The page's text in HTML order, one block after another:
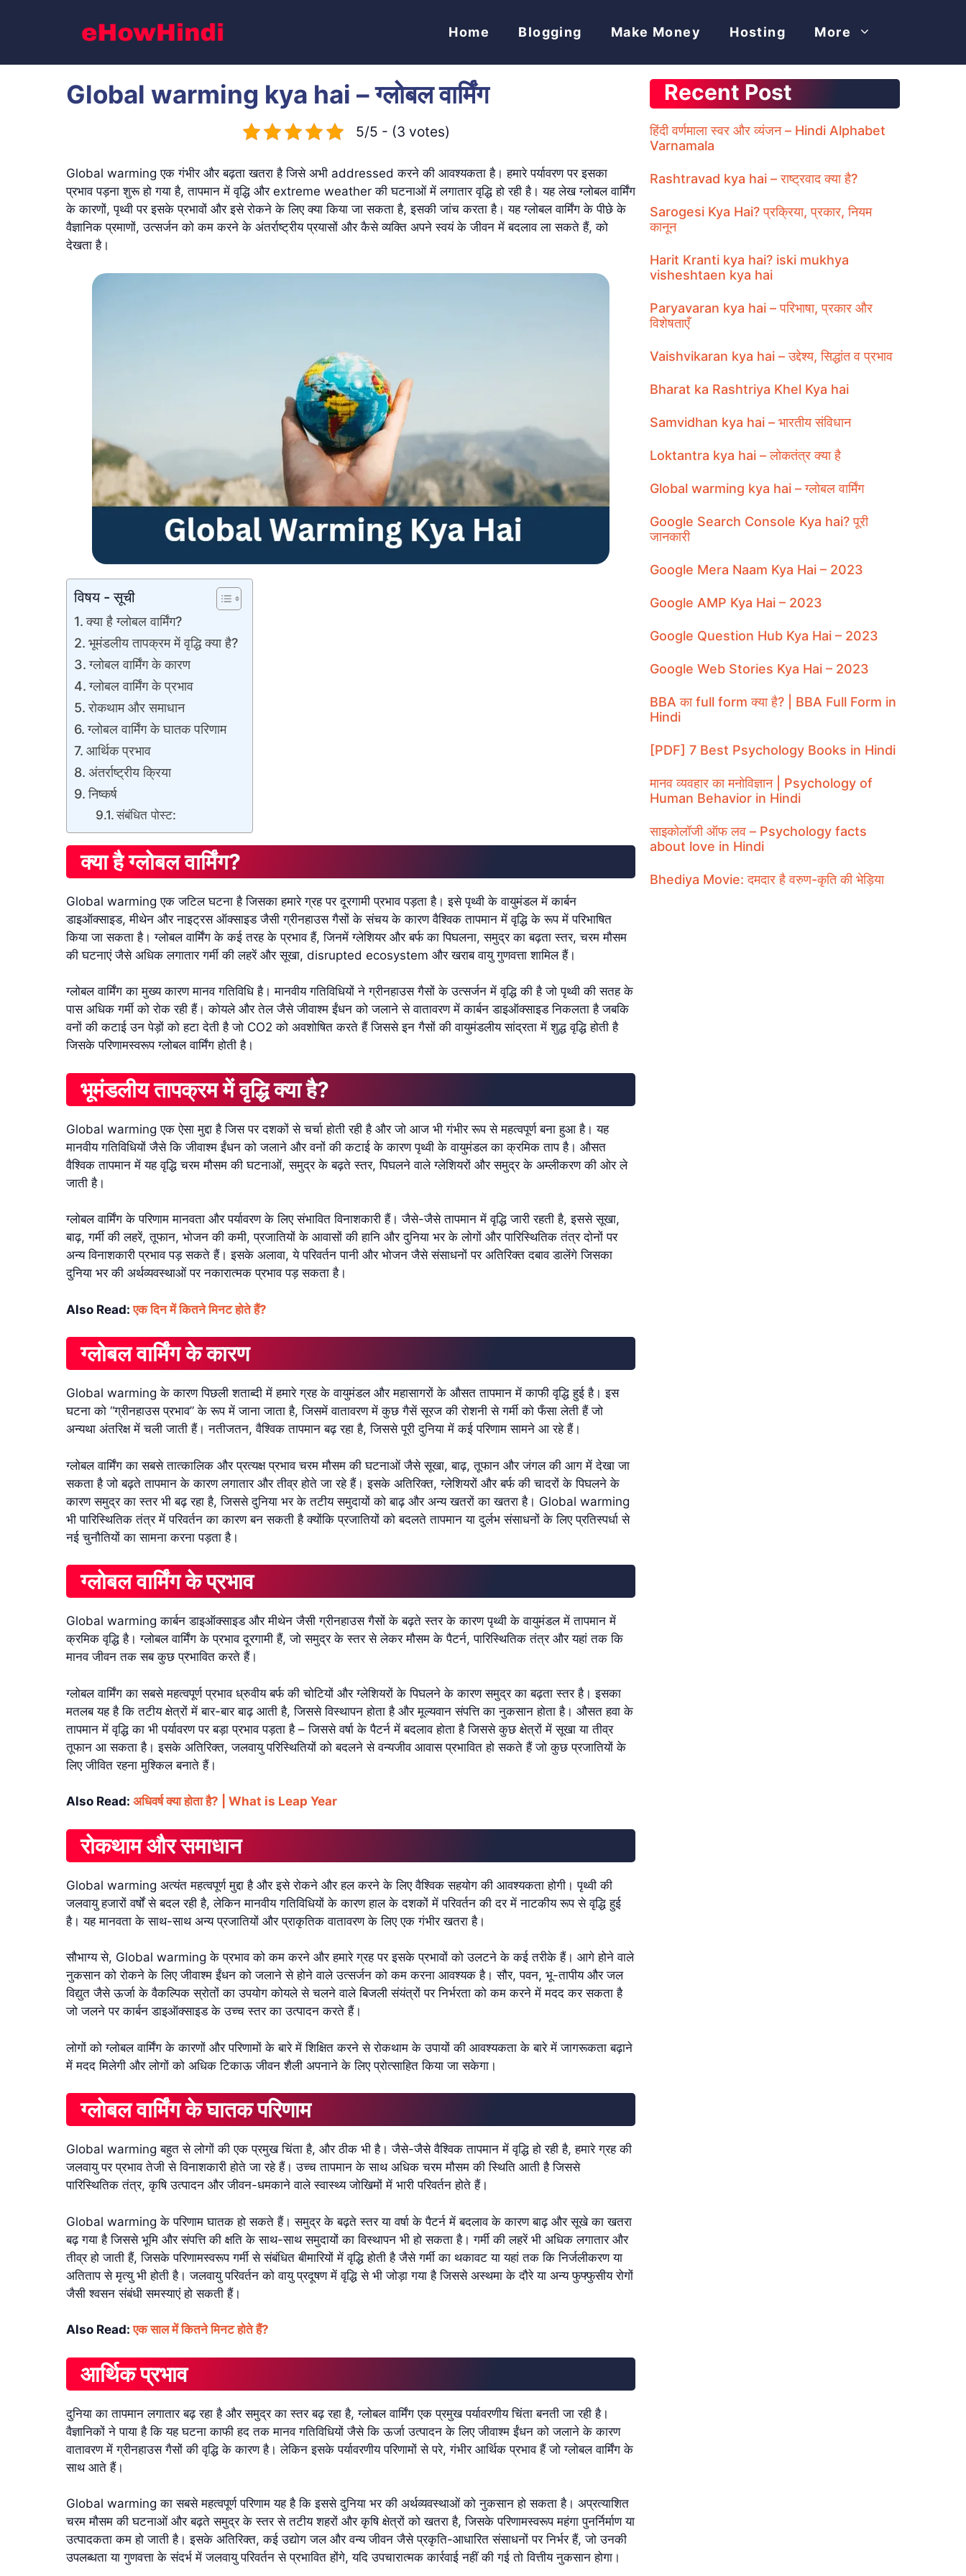
Home Blogging Make Money Hosting More
Global warming kya hai – ग्लोबल वार्मिंग
5/5 - (3 votes)
Global warming एक गंभीर और बढ़ता खतरा है जिसे अभी addressed करने की आवश्यकता है। हमारे पर्यावरण पर इसका
प्रभाव पड़ना शुरू हो गया है, तापमान में वृद्धि और extreme weather की घटनाओं में लगातार वृद्धि हो रही है। यह लेख ग्लोबल वार्मिंग
के कारणों, पृथ्वी पर इसके प्रभावों और इसे रोकने के लिए क्या किया जा सकता है, इसकी जांच करता है। यह ग्लोबल वार्मिंग के पीछे के
वैज्ञानिक प्रमाणों, उत्सर्जन को कम करने के अंतर्राष्ट्रीय प्रयासों और कैसे व्यक्ति अपने स्वयं के जीवन में बदलाव ला सकते हैं, को
देखता है।
विषय - सूची
क्या है ग्लोबल वार्मिंग?
भूमंडलीय तापक्रम में वृद्धि क्या है?
ग्लोबल वार्मिंग के कारण
ग्लोबल वार्मिंग के प्रभाव
रोकथाम और समाधान
ग्लोबल वार्मिंग के घातक परिणाम
आर्थिक प्रभाव
अंतर्राष्ट्रीय क्रिया
निष्कर्ष
संबंधित पोस्ट:
क्या है ग्लोबल वार्मिंग?
Global warming एक जटिल घटना है जिसका हमारे ग्रह पर दूरगामी प्रभाव पड़ता है। इसे पृथ्वी के वायुमंडल में कार्बन
डाइऑक्साइड, मीथेन और नाइट्रस ऑक्साइड जैसी ग्रीनहाउस गैसों के संचय के कारण वैश्विक तापमान में वृद्धि के रूप में परिभाषित
किया जा सकता है। ग्लोबल वार्मिंग के कई तरह के प्रभाव हैं, जिनमें ग्लेशियर और बर्फ का पिघलना, समुद्र का बढ़ता स्तर, चरम मौसम
की घटनाएं जैसे अधिक लगातार गर्मी की लहरें और सूखा, disrupted ecosystem और खराब वायु गुणवत्ता शामिल हैं।
ग्लोबल वार्मिंग का मुख्य कारण मानव गतिविधि है। मानवीय गतिविधियों ने ग्रीनहाउस गैसों के उत्सर्जन में वृद्धि की है जो पृथ्वी की सतह के
पास अधिक गर्मी को रोक रही हैं। कोयले और तेल जैसे जीवाश्म ईंधन को जलाने से वातावरण में कार्बन डाइऑक्साइड निकलता है जबकि
वनों की कटाई उन पेड़ों को हटा देती है जो CO2 को अवशोषित करते हैं जिससे इन गैसों की वायुमंडलीय सांद्रता में शुद्ध वृद्धि होती है
जिसके परिणामस्वरूप ग्लोबल वार्मिंग होती है।
भूमंडलीय तापक्रम में वृद्धि क्या है?
Global warming एक ऐसा मुद्दा है जिस पर दशकों से चर्चा होती रही है और जो आज भी गंभीर रूप से महत्वपूर्ण बना हुआ है। यह
मानवीय गतिविधियों जैसे कि जीवाश्म ईंधन को जलाने और वनों की कटाई के कारण पृथ्वी के वायुमंडल का क्रमिक ताप है। औसत
वैश्विक तापमान में यह वृद्धि चरम मौसम की घटनाओं, समुद्र के बढ़ते स्तर, पिघलने वाले ग्लेशियरों और समुद्र के अम्लीकरण की ओर ले
जाती है।
ग्लोबल वार्मिंग के परिणाम मानवता और पर्यावरण के लिए संभावित विनाशकारी हैं। जैसे-जैसे तापमान में वृद्धि जारी रहती है, इससे सूखा,
बाढ़, गर्मी की लहरें, तूफान, भोजन की कमी, प्रजातियों के आवासों की हानि और दुनिया भर के लोगों और पारिस्थितिक तंत्र दोनों पर
अन्य विनाशकारी प्रभाव पड़ सकते हैं। इसके अलावा, ये परिवर्तन पानी और भोजन जैसे संसाधनों पर अतिरिक्त दबाव डालेंगे जिसका
दुनिया भर की अर्थव्यवस्थाओं पर नकारात्मक प्रभाव पड़ सकता है।
Also Read:एक दिन में कितने मिनट होते हैं?
ग्लोबल वार्मिंग के कारण
Global warming के कारण पिछली शताब्दी में हमारे ग्रह के वायुमंडल और महासागरों के औसत तापमान में काफी वृद्धि हुई है। इस
घटना को “ग्रीनहाउस प्रभाव” के रूप में जाना जाता है, जिसमें वातावरण में कुछ गैसें सूरज की रोशनी से गर्मी को फँसा लेती हैं जो
अन्यथा अंतरिक्ष में चली जाती हैं। नतीजतन, वैश्विक तापमान बढ़ रहा है, जिससे पूरी दुनिया में कई परिणाम सामने आ रहे हैं।
ग्लोबल वार्मिंग का सबसे तात्कालिक और प्रत्यक्ष प्रभाव चरम मौसम की घटनाओं जैसे सूखा, बाढ़, तूफान और जंगल की आग में देखा जा
सकता है जो बढ़ते तापमान के कारण लगातार और तीव्र होते जा रहे हैं। इसके अतिरिक्त, ग्लेशियरों और बर्फ की चादरों के पिघलने के
कारण समुद्र का स्तर भी बढ़ रहा है, जिससे दुनिया भर के तटीय समुदायों को बाढ़ और अन्य खतरों का खतरा है। Global warming
भी पारिस्थितिक तंत्र में परिवर्तन का कारण बन सकती है क्योंकि प्रजातियों को बदलते तापमान या दुर्लभ संसाधनों के लिए प्रतिस्पर्धा से
नई चुनौतियों का सामना करना पड़ता है।
ग्लोबल वार्मिंग के प्रभाव
Global warming कार्बन डाइऑक्साइड और मीथेन जैसी ग्रीनहाउस गैसों के बढ़ते स्तर के कारण पृथ्वी के वायुमंडल में तापमान में
क्रमिक वृद्धि है। ग्लोबल वार्मिंग के प्रभाव दूरगामी हैं, जो समुद्र के स्तर से लेकर मौसम के पैटर्न, पारिस्थितिक तंत्र और यहां तक कि
मानव जीवन तक सब कुछ प्रभावित करते हैं।
ग्लोबल वार्मिंग का सबसे महत्वपूर्ण प्रभाव ध्रुवीय बर्फ की चोटियों और ग्लेशियरों के पिघलने के कारण समुद्र का बढ़ता स्तर है। इसका
मतलब यह है कि तटीय क्षेत्रों में बार-बार बाढ़ आती है, जिससे विस्थापन होता है और मूल्यवान संपत्ति का नुकसान होता है। औसत हवा के
तापमान में वृद्धि का भी पर्यावरण पर बड़ा प्रभाव पड़ता है – जिससे वर्षा के पैटर्न में बदलाव होता है जिससे कुछ क्षेत्रों में सूखा या तीव्र
तूफान आ सकता है। इसके अतिरिक्त, जलवायु परिस्थितियों को बदलने से वन्यजीव आवास प्रभावित हो सकते हैं जो कुछ प्रजातियों के
लिए जीवित रहना मुश्किल बनाते हैं।
Also Read: अधिवर्ष क्या होता है? | What is Leap Year
रोकथाम और समाधान
Global warming अत्यंत महत्वपूर्ण मुद्दा है और इसे रोकने और हल करने के लिए वैश्विक सहयोग की आवश्यकता होगी। पृथ्वी की
जलवायु हजारों वर्षों से बदल रही है, लेकिन मानवीय गतिविधियों के कारण हाल के दशकों में परिवर्तन की दर में नाटकीय रूप से वृद्धि हुई
है। यह मानवता के साथ-साथ अन्य प्रजातियों और प्राकृतिक वातावरण के लिए एक गंभीर खतरा है।
सौभाग्य से, Global warming के प्रभाव को कम करने और हमारे ग्रह पर इसके प्रभावों को उलटने के कई तरीके हैं। आगे होने वाले
नुकसान को रोकने के लिए जीवाश्म ईंधन को जलाने से होने वाले उत्सर्जन को कम करना आवश्यक है। सौर, पवन, भू-तापीय और जल
विद्युत जैसे ऊर्जा के वैकल्पिक स्रोतों का उपयोग कोयले से चलने वाले बिजली संयंत्रों पर निर्भरता को कम करने में मदद कर सकता है
जो जलने पर कार्बन डाइऑक्साइड के उच्च स्तर का उत्पादन करते हैं।
लोगों को ग्लोबल वार्मिंग के कारणों और परिणामों के बारे में शिक्षित करने से रोकथाम के उपायों की आवश्यकता के बारे में जागरूकता बढ़ाने
में मदद मिलेगी और लोगों को अधिक टिकाऊ जीवन शैली अपनाने के लिए प्रोत्साहित किया जा सकेगा।
ग्लोबल वार्मिंग के घातक परिणाम
Global warming बहुत से लोगों की एक प्रमुख चिंता है, और ठीक भी है। जैसे-जैसे वैश्विक तापमान में वृद्धि हो रही है, हमारे ग्रह की
जलवायु पर प्रभाव तेजी से विनाशकारी होते जा रहे हैं। उच्च तापमान के साथ अधिक चरम मौसम की स्थिति आती है जिससे
पारिस्थितिक तंत्र, कृषि उत्पादन और जीवन-धमकाने वाले स्वास्थ्य जोखिमों में भारी परिवर्तन होते हैं।
Global warming के परिणाम घातक हो सकते हैं। समुद्र के बढ़ते स्तर या वर्षा के पैटर्न में बदलाव के कारण बाढ़ और सूखे का खतरा
बढ़ गया है जिससे भूमि और संपत्ति की क्षति के साथ-साथ समुदायों का विस्थापन भी हो सकता है। गर्मी की लहरें भी अधिक लगातार और
तीव्र हो जाती हैं, जिसके परिणामस्वरूप गर्मी से संबंधित बीमारियों में वृद्धि होती है जैसे गर्मी का थकावट या यहां तक कि निर्जलीकरण या
अतिताप से मृत्यु भी होती है। जलवायु परिवर्तन को वायु प्रदूषण में वृद्धि से भी जोड़ा गया है जिससे अस्थमा के दौरे या अन्य फुफ्फुसीय रोगों
जैसी श्वसन संबंधी समस्याएं हो सकती हैं।
Also Read:एक साल में कितने मिनट होते हैं?
आर्थिक प्रभाव
दुनिया का तापमान लगातार बढ़ रहा है और समुद्र का स्तर बढ़ रहा है, ग्लोबल वार्मिंग एक प्रमुख पर्यावरणीय चिंता बनती जा रही है।
वैज्ञानिकों ने पाया है कि यह घटना काफी हद तक मानव गतिविधियों जैसे कि ऊर्जा उत्पादन के लिए जीवाश्म ईंधन को जलाने के कारण
वातावरण में ग्रीनहाउस गैसों की वृद्धि के कारण है। लेकिन इसके पर्यावरणीय परिणामों से परे, गंभीर आर्थिक प्रभाव हैं जो ग्लोबल वार्मिंग के
साथ आते हैं।
Global warming का सबसे महत्वपूर्ण परिणाम यह है कि इससे दुनिया भर की अर्थव्यवस्थाओं को नुकसान हो सकता है। अप्रत्याशित
चरम मौसम की घटनाओं और बढ़ते समुद्र के स्तर से तटीय शहरों और कृषि क्षेत्रों को खतरा है, जिसके परिणामस्वरूप महंगा पुनर्निर्माण या
उत्पादकता कम हो जाती है। इसके अतिरिक्त, कई उद्योग जल और वन्य जीवन जैसे प्रकृति-आधारित संसाधनों पर निर्भर हैं, जो उनकी
उपलब्धता या गुणवत्ता के संदर्भ में जलवायु परिवर्तन से प्रभावित होंगे, यदि उपचारात्मक कार्रवाई नहीं की गई तो वित्तीय नुकसान होगा।
Recent Post
हिंदी वर्णमाला स्वर और व्यंजन – Hindi Alphabet
Varnamala
Rashtravad kya hai – राष्ट्रवाद क्या है?
Sarogesi Kya Hai? प्रक्रिया, प्रकार, नियम
कानून
Harit Kranti kya hai? iski mukhya
visheshtaen kya hai
Paryavaran kya hai – परिभाषा, प्रकार और
विशेषताएँ
Vaishvikaran kya hai – उद्देश्य, सिद्धांत व प्रभाव
Bharat ka Rashtriya Khel Kya hai
Samvidhan kya hai – भारतीय संविधान
Loktantra kya hai – लोकतंत्र क्या है
Global warming kya hai – ग्लोबल वार्मिंग
Google Search Console Kya hai? पूरी
जानकारी
Google Mera Naam Kya Hai – 2023
Google AMP Kya Hai – 2023
Google Question Hub Kya Hai – 2023
Google Web Stories Kya Hai – 2023
BBA का full form क्या है? | BBA Full Form in
Hindi
[PDF] 7 Best Psychology Books in Hindi
मानव व्यवहार का मनोविज्ञान | Psychology of
Human Behavior in Hindi
साइकोलॉजी ऑफ लव – Psychology facts
about love in Hindi
Bhediya Movie: दमदार है वरुण-कृति की भेड़िया